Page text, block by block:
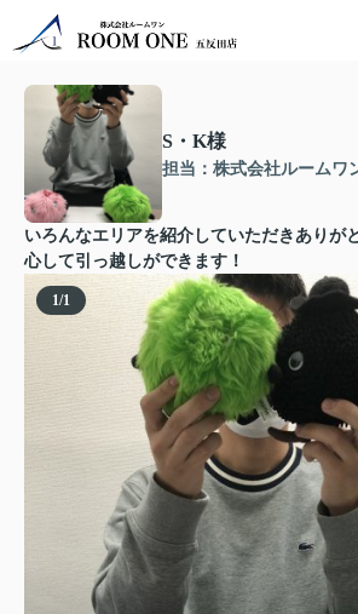
S・K様
担当：株式会社ルームワ
いろんなエリアを紹介していただきありが
心して引っ越しができます！
1/1